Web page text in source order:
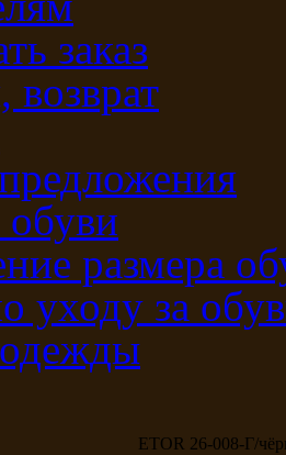
заказ
возврат
обуви
размера
уходу за
ETOR 26-008-Г/